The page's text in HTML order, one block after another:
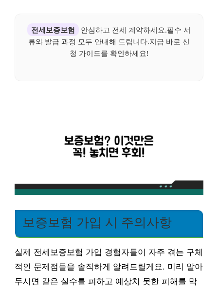
전세보증보험
안심하고 전세 계약하세요.필수 서
류와 발급 과정 모두 안내해 드립니다.지금 바로 신
청 가이드를 확인하세요!
보증보험 가입 시 주의사항
실제 전세보증보험 가입 경험자들이 자주 겪는 구체
적인 문제점들을 솔직하게 알려드릴게요. 미리 알아
두시면 같은 실수를 피하고 예상치 못한 피해를 막